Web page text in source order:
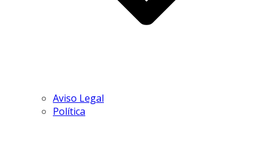
Aviso Legal
Política